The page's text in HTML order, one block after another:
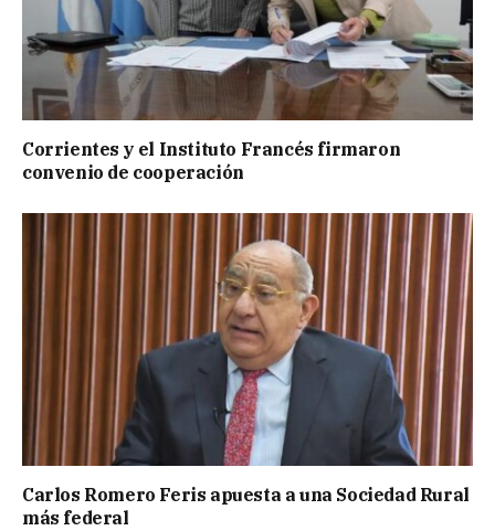
Corrientes y el Instituto Francés firmaron
convenio de cooperación
Carlos Romero Feris apuesta a una Sociedad Rural
más federal